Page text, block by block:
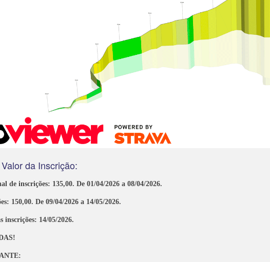
da Inscrição:
de inscrições: 135,00. De 01/04/2026 a 08/04/2026.
150,00. De 09/04/2026 a 14/05/2026.
inscrições: 14/05/2026.